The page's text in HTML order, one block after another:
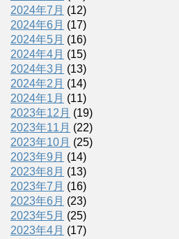
2024年7月 (12)
2024年6月 (17)
2024年5月 (16)
2024年4月 (15)
2024年3月 (13)
2024年2月 (14)
2024年1月 (11)
2023年12月 (19)
2023年11月 (22)
2023年10月 (25)
2023年9月 (14)
2023年8月 (13)
2023年7月 (16)
2023年6月 (23)
2023年5月 (25)
2023年4月 (17)